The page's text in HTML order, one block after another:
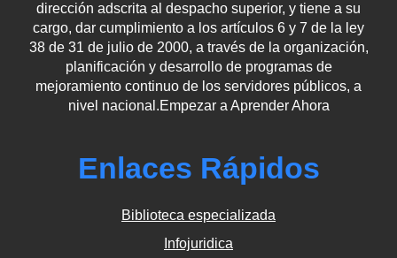
dirección adscrita al despacho superior, y tiene a su
cargo, dar cumplimiento a los artículos 6 y 7 de la ley
38 de 31 de julio de 2000, a través de la organización,
planificación y desarrollo de programas de
mejoramiento continuo de los servidores públicos, a
nivel nacional.Empezar a Aprender Ahora
Enlaces Rápidos
Biblioteca especializada
Infojuridica